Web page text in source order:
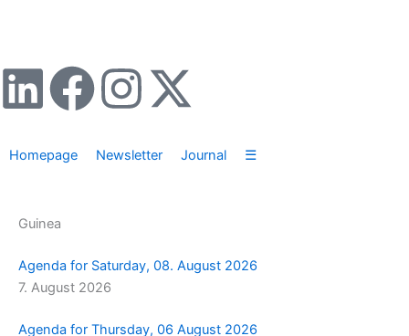
L
n
k
e
d
F
c
b
o
I
s
a
g
X
t
i
t
Homepage Newsletter Journal ☰
Guinea
Agenda for Saturday, 08. August 2026
7. August 2026
Agenda for Thursday, 06 August 2026